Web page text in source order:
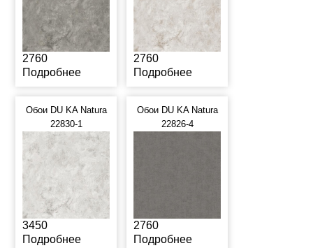
2760
Подробнее
2760
Подробнее
Обои DU KA Natura
22830-1
3450
Подробнее
Обои DU KA Natura
22826-4
2760
Подробнее